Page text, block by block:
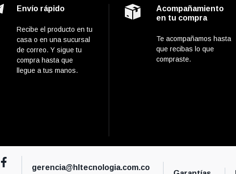
Envío rápido
Recibe el producto en tu
casa o en una sucursal
de correo. Y sigue tu
compra hasta que
llegue a tus manos.
Acompañamiento
en tu compra
Te acompañamos hasta
que recibas lo que
compraste.
gerencia@hltecnologia.com.co